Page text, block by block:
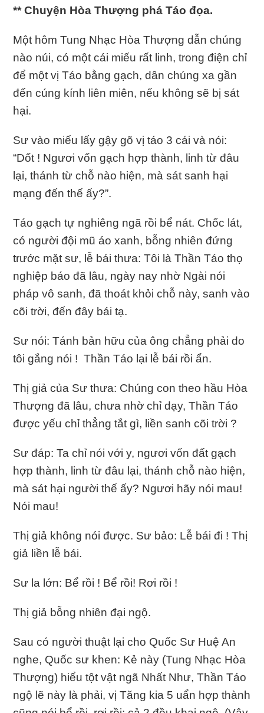
** Chuyện Hòa Thượng phá Táo đọa.
Một hôm Tung Nhạc Hòa Thượng dẫn chúng
nào núi, có một cái miếu rất linh, trong điện chỉ
để một vị Táo bằng gạch, dân chúng xa gần
đến cúng kính liên miên, nếu không sẽ bị sát
hại.
Sư vào miếu lấy gậy gõ vị táo 3 cái và nói:
“Dốt ! Ngươi vốn gạch hợp thành, linh từ đâu
lại, thánh từ chỗ nào hiện, mà sát sanh hại
mạng đến thế ấy?”.
Táo gạch tự nghiêng ngã rồi bể nát. Chốc lát,
có người đội mũ áo xanh, bỗng nhiên đứng
trước mặt sư, lễ bái thưa: Tôi là Thần Táo thọ
nghiệp báo đã lâu, ngày nay nhờ Ngài nói
pháp vô sanh, đã thoát khỏi chỗ này, sanh vào
cõi trời, đến đây bái tạ.
Sư nói: Tánh bản hữu của ông chẳng phải do
tôi gắng nói ! Thần Táo lại lễ bái rồi ẩn.
Thị giả của Sư thưa: Chúng con theo hầu Hòa
Thượng đã lâu, chưa nhờ chỉ dạy, Thần Táo
được yếu chỉ thẳng tắt gì, liền sanh cõi trời ?
Sư đáp: Ta chỉ nói với y, ngươi vốn đất gạch
hợp thành, linh từ đâu lại, thánh chỗ nào hiện,
mà sát hại người thế ấy? Ngươi hãy nói mau!
Nói mau!
Thị giả không nói được. Sư bảo: Lễ bái đi ! Thị
giả liền lễ bái.
Sư la lớn: Bể rồi ! Bể rồi! Rơi rồi !
Thị giả bỗng nhiên đại ngộ.
Sau có người thuật lại cho Quốc Sư Huệ An
nghe, Quốc sư khen: Kẻ này (Tung Nhạc Hòa
Thượng) hiểu tột vật ngã Nhất Như, Thần Táo
ngộ lẽ này là phải, vị Tăng kia 5 uẩn hợp thành